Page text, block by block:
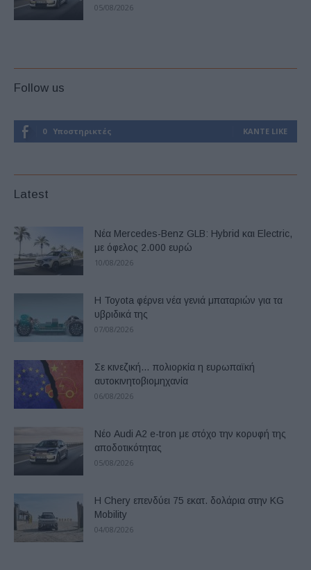
05/08/2026
Follow us
0 Υποστηρικτές ΚΆΝΤΕ LIKE
Latest
Νέα Mercedes-Benz GLB: Hybrid και Electric,
με όφελος 2.000 ευρώ
10/08/2026
Η Toyota φέρνει νέα γενιά μπαταριών για τα
υβριδικά της
07/08/2026
Σε κινεζική… πολιορκία η ευρωπαϊκή
αυτοκινητοβιομηχανία
06/08/2026
Νέο Audi A2 e-tron με στόχο την κορυφή της
αποδοτικότητας
05/08/2026
Η Chery επενδύει 75 εκατ. δολάρια στην KG
Mobility
04/08/2026